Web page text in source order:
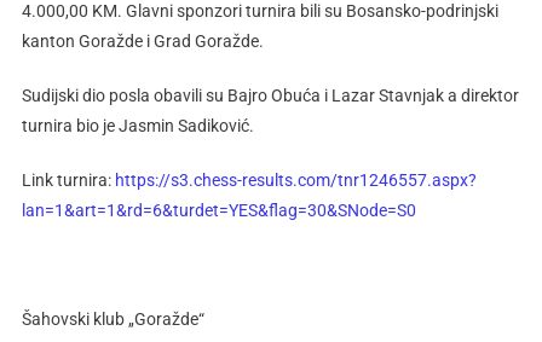
4.000,00 KM. Glavni sponzori turnira bili su Bosansko-podrinjski
kanton Goražde i Grad Goražde.
Sudijski dio posla obavili su Bajro Obuća i Lazar Stavnjak a direktor
turnira bio je Jasmin Sadiković.
Link turnira: https://s3.chess-results.com/tnr1246557.aspx?
lan=1&art=1&rd=6&turdet=YES&flag=30&SNode=S0
Šahovski klub „Goražde“